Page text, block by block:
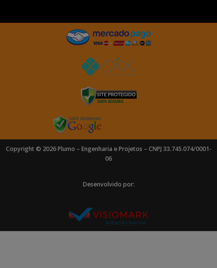
Copyright © 2026 Plumo – Engenharia e Projetos – CNPJ 33.745.074/0001-
06
Desenvolvido por: